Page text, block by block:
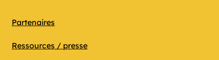
Partenaires
Ressources / presse